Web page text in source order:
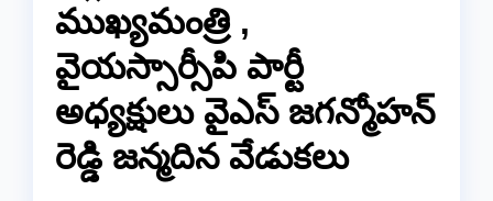
ముఖ్యమంత్రి ,
వైయస్సార్సీపి పార్టీ
అధ్యక్షులు వైఎస్ జగన్మోహన్
రెడ్డి జన్మదిన వేడుకలు